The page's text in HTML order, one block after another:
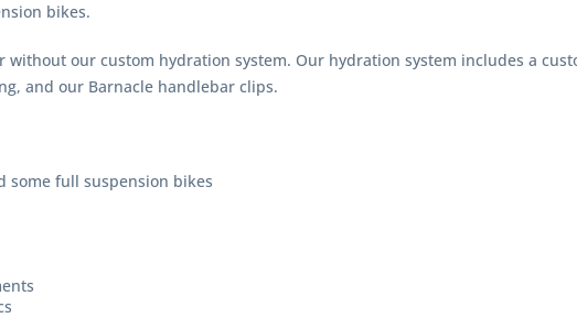
bikes.
without our custom hydration system. Our hydration system includes a
and our Barnacle handlebar clips.
some full suspension bikes